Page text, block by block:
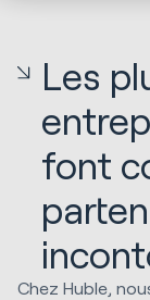
Les
font
Chez Huble,